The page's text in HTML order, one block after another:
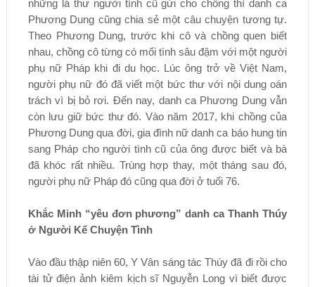
những lá thư người tình cũ gửi cho chồng thì danh ca
Phương Dung cũng chia sẻ một câu chuyện tương tự.
Theo Phương Dung, trước khi cô và chồng quen biết
nhau, chồng cô từng có mối tình sâu đậm với một người
phụ nữ Pháp khi đi du học. Lúc ông trở về Việt Nam,
người phụ nữ đó đã viết một bức thư với nội dung oán
trách vì bị bỏ rơi. Đến nay, danh ca Phương Dung vẫn
còn lưu giữ bức thư đó. Vào năm 2017, khi chồng của
Phương Dung qua đời, gia đình nữ danh ca báo hung tin
sang Pháp cho người tình cũ của ông được biết và bà
đã khóc rất nhiều. Trùng hợp thay, một tháng sau đó,
người phụ nữ Pháp đó cũng qua đời ở tuổi 76.
Khắc Minh “yêu đơn phương” danh ca Thanh Thúy
ở Người Kể Chuyện Tình
Vào đầu thập niên 60, Y Vân sáng tác Thúy đã đi rồi cho
tài tử điện ảnh kiêm kịch sĩ Nguyễn Long vì biết được